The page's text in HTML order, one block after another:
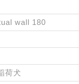
wall 180
荷犬